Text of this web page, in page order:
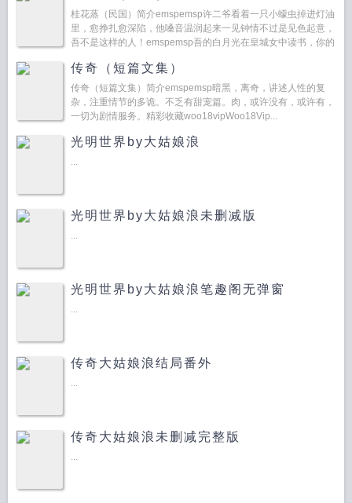
桂花蒸（民国）简介emspemsp许二爷看着一只小蠓虫掉进灯油
里，愈挣扎愈深陷，他嗓音温润起来一见钟情不过是见色起意，
吾不是这样的人！emspemsp吾的白月光在皇城女中读书，你的
传奇（短篇文集）
传奇（短篇文集）简介emspemsp暗黑，离奇，讲述人性的复
杂，注重情节的多诡。不乏有甜宠篇。肉，或许没有，或许有，
一切为剧情服务。精彩收藏woo18vipWoo18Vip...
光明世界by大姑娘浪
...
光明世界by大姑娘浪未删减版
...
光明世界by大姑娘浪笔趣阁无弹窗
...
传奇大姑娘浪结局番外
...
传奇大姑娘浪未删减完整版
...